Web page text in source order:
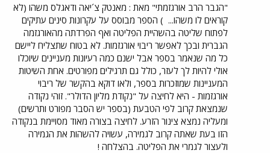
"הגבר הרב אורגזמתי" מאת : מאנטק צ´יאה ודאגלס משהו (לא
קוראים לו משהו... ) הספר מבוסס על עקרונות סינים עתיקים
לפתוח שליטה בהשהיית הפליטה ואף הפרדתה מהאורגזמה
הגברית ובכך לאפשר ריבוי אורגזמות. לא בטוח שתצליח ליישם
כל מה שנאמר בספר אבל ישנם כמה רעיונות מעניינים שיוכלו
אולי להיות לך לעזר, כולל גם תרגילים מפורטים. אחת השיטות
המעניינות שמוזכרות בספר, ולאו דוקא בהקשר של ריבוי
אורגזמות - היא לחיצה על "נקודת מליון הדולר". זוהי נקודה
שנמצאת קרוב לפי הטבעת (בספר יש הסבר מפורט ותרשים)
ומעליה נמצא צינור הזרע. לחיצה בצורה מאוד מסויימת בנקודה
הזו בעת שאתה קרוב לגמירה, עשויה להשהות את הגמירה
ולעצור לגמרי את הפליטה. בהצלחה !